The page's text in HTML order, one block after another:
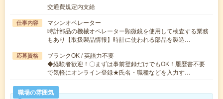
交通費規定内支給
仕事内容
マシンオペレーター
時計部品の機械オペレーター顕微鏡を使用して検査する業務
もあり【取扱製品情報】時計に使われる部品を製造…
応募資格
ブランクOK / 英語力不要
◆経験者歓迎！〇まずは事前登録だけでもOK！履歴書不要
で気軽にオンライン登録★氏名・職種などを入力す…
職場の雰囲気